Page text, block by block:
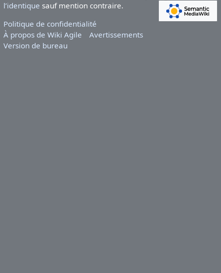
l’identique sauf mention contraire.
Politique de confidentialité
À propos de Wiki Agile
Avertissements
Version de bureau